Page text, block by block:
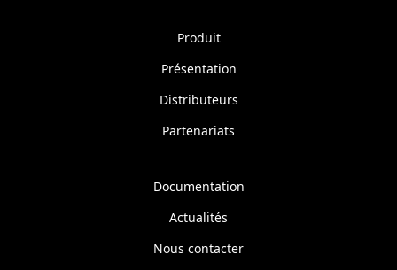
Produit
Présentation
Distributeurs
Partenariats
Documentation
Actualités
Nous contacter